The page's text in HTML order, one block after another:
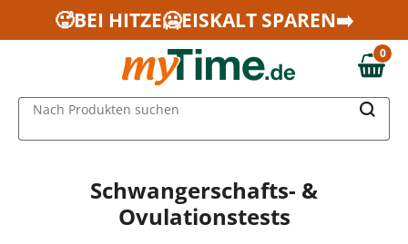
Zum Hauptinhalt springen
Zur Navigation springen
Zur Suche springen
🥵BEI HITZE🥶EISKALT SPAREN➡️
0,00 €
0
Nach Produkten suchen
Schwangerschafts- &
Ovulationstests